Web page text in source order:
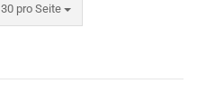
30 pro Seite
pro Seite